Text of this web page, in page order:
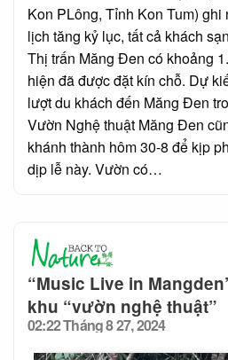
Kon PLông, Tỉnh Kon Tum)
lịch tăng kỷ lục, tất cả khách
Thị trấn Măng Đen có khoảng
hiện đã được đặt kín chỗ. Dự
lượt du khách đến Măng Đen
Vườn Nghệ thuật Măng Đen
khánh thành hôm 30-8 để kịp
dịp lễ này. Vườn có…
“Music Live in
khu “vườn nghệ thuật”
Posted
on
02:22 Tháng 8 27, 2024